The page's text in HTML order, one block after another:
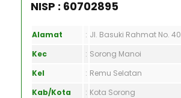
NISP : 60702895
Alamat : Jl. Basuki Rahmat No. 40
Kec
: Sorong Manoi
Kel
: Remu Selatan
Kab/Kota
: Kota Sorong